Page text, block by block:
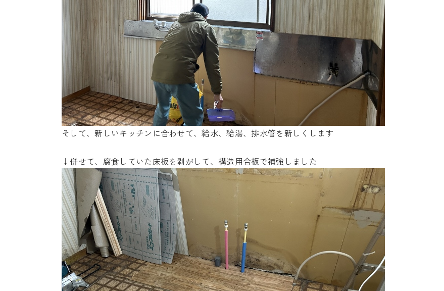
そして、新しいキッチンに合わせて、給水、給湯、排水管を新しくします
↓併せて、腐食していた床板を剥がして、構造用合板で補強しました